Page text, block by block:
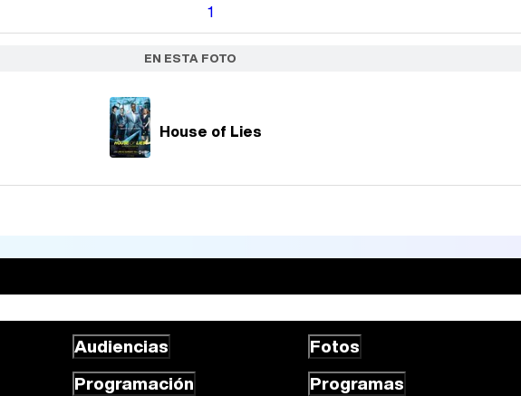
1
EN ESTA FOTO
House of Lies
Audiencias
Programación
Fotos
Programas